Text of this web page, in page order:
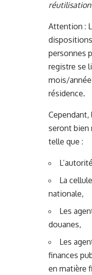
réutilisation
Attention :
personnes
registre se
mois/
résidence.
seront bien
telle que :
La
nationale,
Les
douanes,
Les
finances
en matière